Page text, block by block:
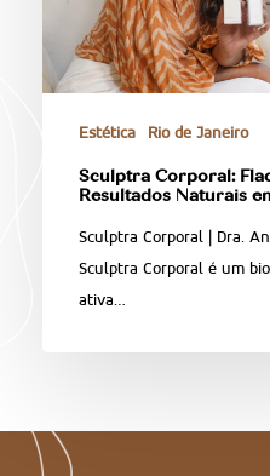
Estética Rio de Janeiro
Sculptra Corporal:
Resultados Naturais
Sculptra Corporal | Dra.
Sculptra Corporal é um
ativa…